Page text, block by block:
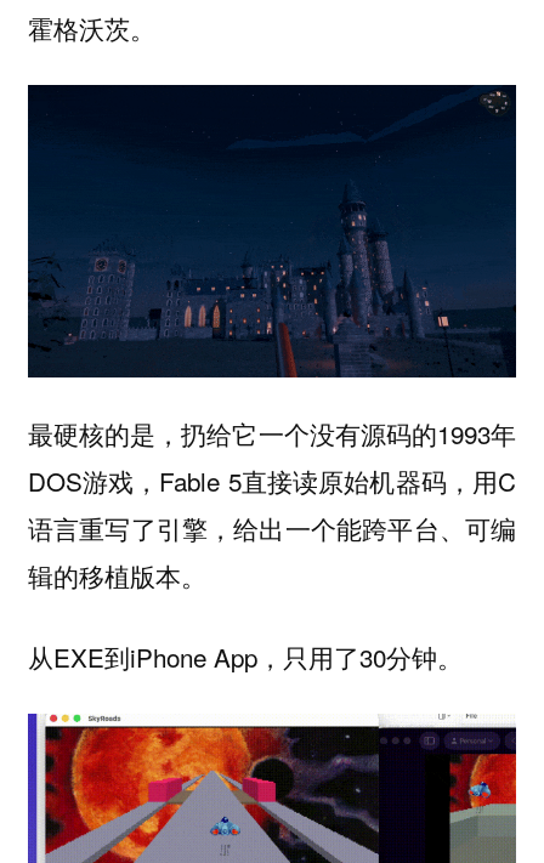
霍格沃茨。
最硬核的是，扔给它一个没有源码的1993年
DOS游戏，Fable 5直接读原始机器码，用C
语言重写了引擎，给出一个能跨平台、可编
辑的移植版本。
从EXE到iPhone App，只用了30分钟。